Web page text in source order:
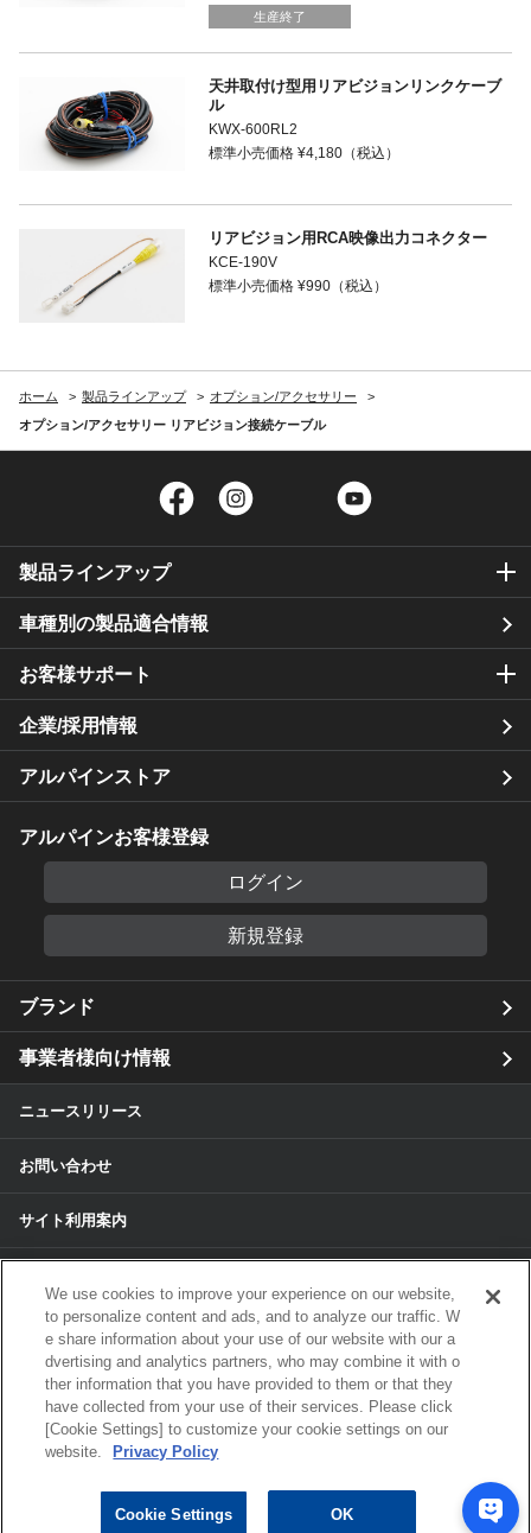
生産終了
天井取付け型用リアビジョンリンクケーブ
ル
KWX-600RL2
標準小売価格 ¥4,180（税込）
リアビジョン用RCA映像出力コネクター
KCE-190V
標準小売価格 ¥990（税込）
ホーム 製品ラインアップ
オプション/アクセサリー
オプション/アクセサリー リアビジョン接続ケーブル
Facebook Twitter
製品ラインアップ
車種別の製品適合情報
お客様サポート
企業/採用情報
アルパインストア
アルパインお客様登録
ログイン
新規登録
ブランド
事業者様向け情報
ニュースリリース
お問い合わせ
サイト利用案内
個人情報のお取扱いについて
各種サービスの個人情報保護方針
サイトマップ
ELECTRONICS MARKETING, INC. ALL RIGHTS RESERVED.
We use cookies to improve your experience on our website,
to personalize content and ads, and to analyze our traffic. W
e share information about your use of our website with our a
dvertising and analytics partners, who may combine it with o
ther information that you have provided to them or that they
have collected from your use of their services. Please click
[Cookie Settings] to customize your cookie settings on our
website.
Privacy Policy
Cookie Settings OK